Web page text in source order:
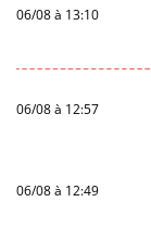
06/08 à 13:10
06/08 à 12:57
06/08 à 12:49